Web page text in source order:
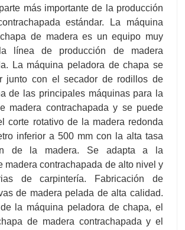
más importante de la producción
estándar. La máquina
de madera es un equipo muy
línea de producción de madera
La máquina peladora de chapa se
junto con el secador de rodillos de
de las principales máquinas para la
madera contrachapada y se puede
corte rotativo de la madera redonda
inferior a 500 mm con la alta tasa
de la madera. Se adapta a la
madera contrachapada de alto nivel y
de carpintería. Fabricación de
de madera pelada de alta calidad.
la máquina peladora de chapa, el
de madera contrachapada y el